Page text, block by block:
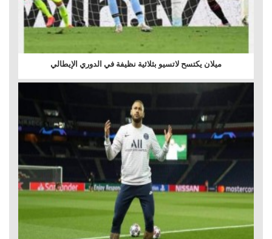
ميلان يكتسح لاتسيو بثلاثية نظيفة في الدوري الإيطالي